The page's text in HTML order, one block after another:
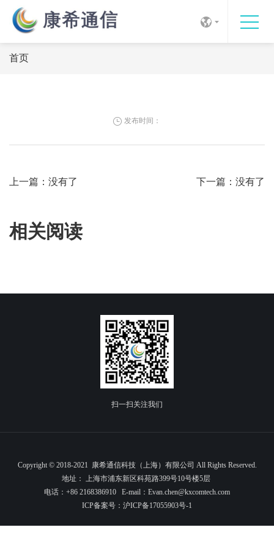
首页
发布时间：
上一篇： 没有了 下一篇： 没有了
相关阅读
扫一扫关注我们
Copyright © 2018-2021 康希通信科技（上海）有限公司 All Rights Reserved.
地址： 上海市浦东新区科苑路399号10号楼5层
电话：+86 2168386910 E-mail：Evan.chen@kxcomtech.com
ICP备案号： 沪ICP备17055903号-1